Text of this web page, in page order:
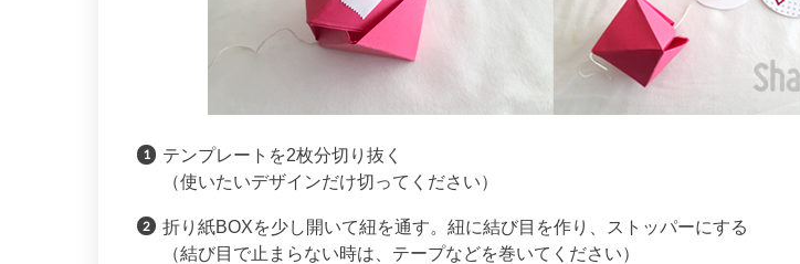
テンプレートを2枚分切り抜く
（使いたいデザインだけ切ってください）
折り紙BOXを少し開いて紐を通す。紐に結び目を作り、ストッパーにする
（結び目で止まらない時は、テープなどを巻いてください）